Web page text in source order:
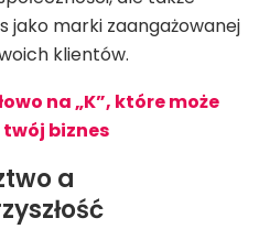
jako marki zaangażowanej
klientów.
na „K”, które może
biznes
a